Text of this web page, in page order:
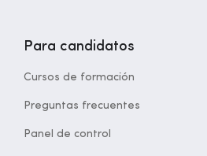
Para candidatos
Cursos de formación
Preguntas frecuentes
Panel de control